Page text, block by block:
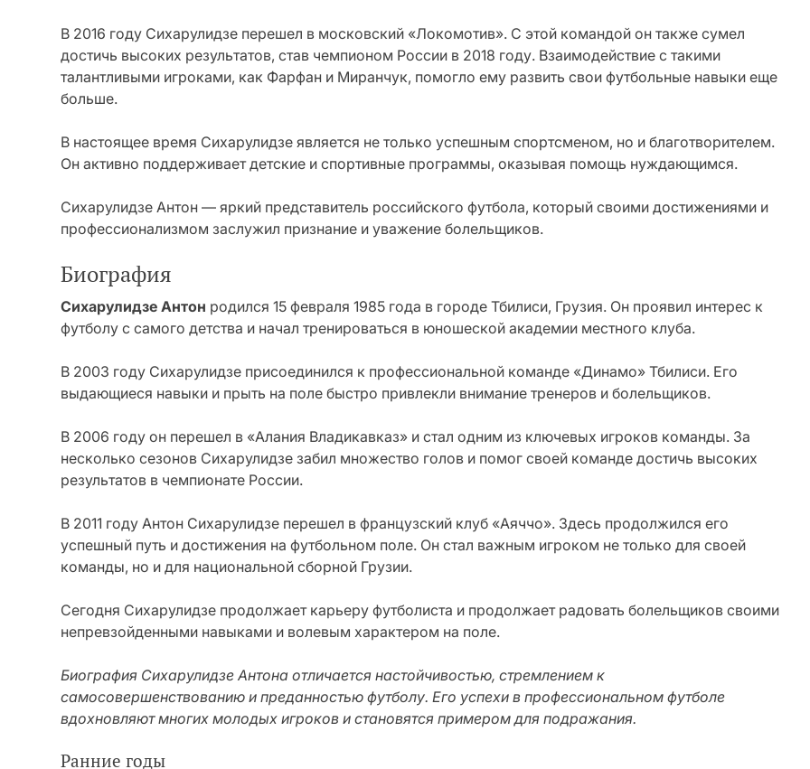
В 2016 году Сихарулидзе перешел в московский «Локомотив». С этой командой он также сумел
достичь высоких результатов, став чемпионом России в 2018 году. Взаимодействие с такими
талантливыми игроками, как Фарфан и Миранчук, помогло ему развить свои футбольные навыки еще
больше.
В настоящее время Сихарулидзе является не только успешным спортсменом, но и благотворителем.
Он активно поддерживает детские и спортивные программы, оказывая помощь нуждающимся.
Сихарулидзе Антон — яркий представитель российского футбола, который своими достижениями и
профессионализмом заслужил признание и уважение болельщиков.
Биография
Сихарулидзе Антон родился 15 февраля 1985 года в городе Тбилиси, Грузия. Он проявил интерес к
футболу с самого детства и начал тренироваться в юношеской академии местного клуба.
В 2003 году Сихарулидзе присоединился к профессиональной команде «Динамо» Тбилиси. Его
выдающиеся навыки и прыть на поле быстро привлекли внимание тренеров и болельщиков.
В 2006 году он перешел в «Алания Владикавказ» и стал одним из ключевых игроков команды. За
несколько сезонов Сихарулидзе забил множество голов и помог своей команде достичь высоких
результатов в чемпионате России.
В 2011 году Антон Сихарулидзе перешел в французский клуб «Аяччо». Здесь продолжился его
успешный путь и достижения на футбольном поле. Он стал важным игроком не только для своей
команды, но и для национальной сборной Грузии.
Сегодня Сихарулидзе продолжает карьеру футболиста и продолжает радовать болельщиков своими
непревзойденными навыками и волевым характером на поле.
Биография Сихарулидзе Антона отличается настойчивостью, стремлением к
самосовершенствованию и преданностью футболу. Его успехи в профессиональном футболе
вдохновляют многих молодых игроков и становятся примером для подражания.
Ранние годы